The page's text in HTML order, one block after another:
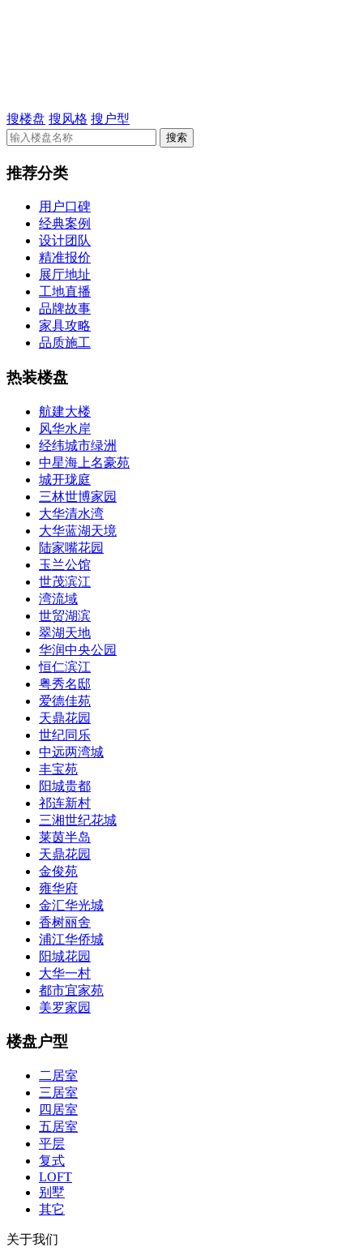
搜楼盘 搜风格 搜户型
推荐分类
用户口碑
经典案例
设计团队
精准报价
展厅地址
工地直播
品牌故事
家具攻略
品质施工
热装楼盘
航建大楼
风华水岸
经纬城市绿洲
中星海上名豪苑
城开珑庭
三林世博家园
大华清水湾
大华蓝湖天境
陆家嘴花园
玉兰公馆
世茂滨江
湾流域
世贸湖滨
翠湖天地
华润中央公园
恒仁滨江
粤秀名邸
爱德佳苑
天鼎花园
世纪同乐
中远两湾城
丰宝苑
阳城贵都
祁连新村
三湘世纪花城
莱茵半岛
天鼎花园
金俊苑
雍华府
金汇华光城
香树丽舍
浦江华侨城
阳城花园
大华一村
都市宜家苑
美罗家园
楼盘户型
二居室
三居室
四居室
五居室
平层
复式
LOFT
别墅
其它
关于我们